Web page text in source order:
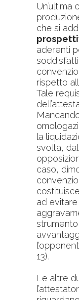
Un’ultima
che si
aderenti
soddisfatti
rispetto
Tale
la
svolta,
caso,
costituisce
ad
13).
Le altre